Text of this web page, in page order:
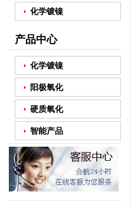
化学镀镍
产品中心
化学镀镍
阳极氧化
硬质氧化
智能产品